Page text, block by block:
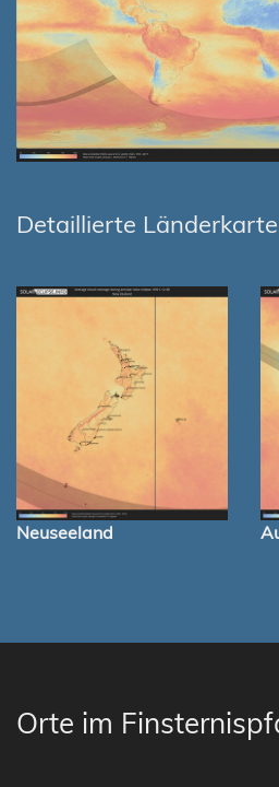
Detaillierte
Neuseeland
Orte im